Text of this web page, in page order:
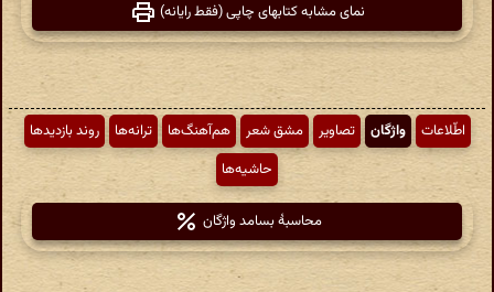
نمای مشابه کتابهای چاپی (فقط رایانه)
اطّلاعات واژگان تصاویر مشق شعر هم‌آهنگ‌ها ترانه‌ها
روند بازدیدها
حاشیه‌ها
محاسبهٔ بسامد واژگان